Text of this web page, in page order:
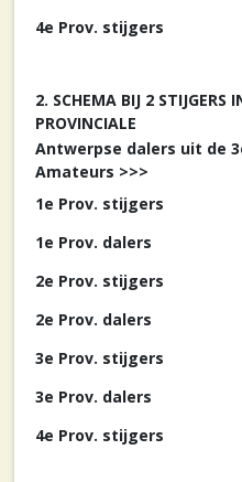
4e Prov. stijgers
2. SCHEMA BIJ 2 STIJGERS
PROVINCIALE
Antwerpse dalers uit de
Amateurs >>>
1e Prov. stijgers
1e Prov. dalers
2e Prov. stijgers
2e Prov. dalers
3e Prov. stijgers
3e Prov. dalers
4e Prov. stijgers